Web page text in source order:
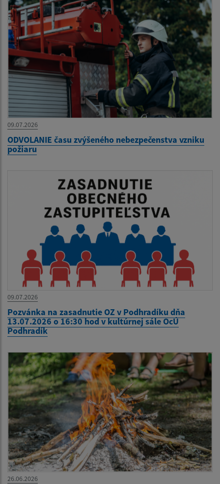
09.07.2026
ODVOLANIE času zvýšeného nebezpečenstva vzniku
požiaru
09.07.2026
Pozvánka na zasadnutie OZ v Podhradíku dňa
13.07.2026 o 16:30 hod v kultúrnej sále OcÚ
Podhradík
26.06.2026